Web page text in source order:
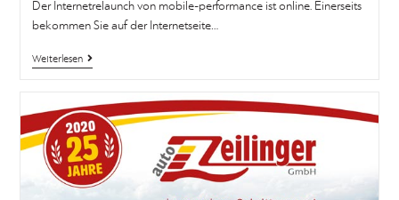
Der Internetrelaunch von mobile-performance ist online. Einerseits
bekommen Sie auf der Internetseite…
Weiterlesen